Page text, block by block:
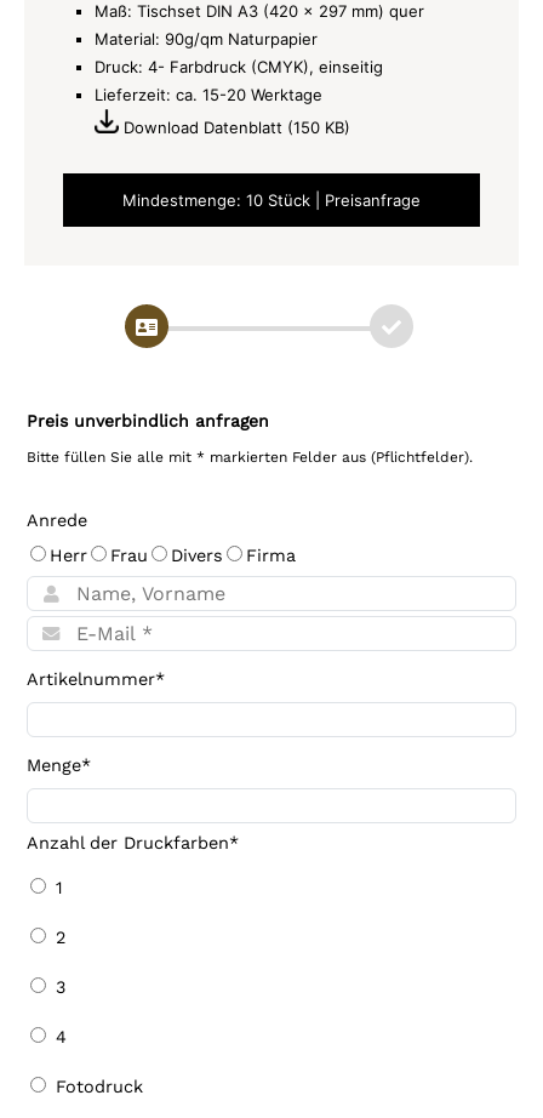
Maß: Tischset DIN A3 (420 x 297 mm) quer
Material: 90g/qm Naturpapier
Druck: 4- Farbdruck (CMYK), einseitig
Lieferzeit: ca. 15-20 Werktage
Download Datenblatt (150 KB)
Mindestmenge: 10 Stück | Preisanfrage
Preis unverbindlich anfragen
Bitte füllen Sie alle mit * markierten Felder aus (Pflichtfelder).
Anrede
Herr
Frau Divers Firma
Artikelnummer*
Menge*
Anzahl der Druckfarben*
1
2
3
4
Fotodruck